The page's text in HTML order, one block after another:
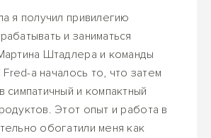
я получил привилегию
и заниматься
Штадлера и команды
а началось то, что затем
симпатичный и компактный
Этот опыт и работа в
обогатили меня как